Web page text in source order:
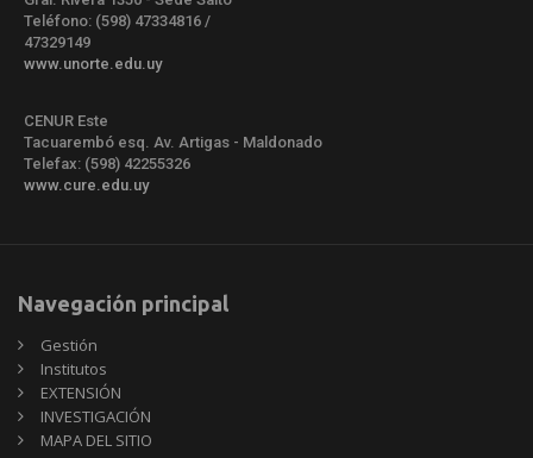
Teléfono: (598) 47334816 /
47329149
www.unorte.edu.uy
CENUR Este
Tacuarembó esq. Av. Artigas - Maldonado
Telefax: (598) 42255326
www.cure.edu.uy
Navegación principal
Gestión
Institutos
EXTENSIÓN
INVESTIGACIÓN
MAPA DEL SITIO